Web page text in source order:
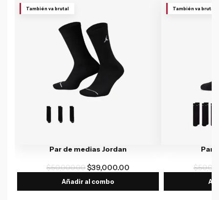
También va brutal
Par de medias Jordan
$50,000.00$39,000.00
Añadir al combo
También va brutal
Par
$